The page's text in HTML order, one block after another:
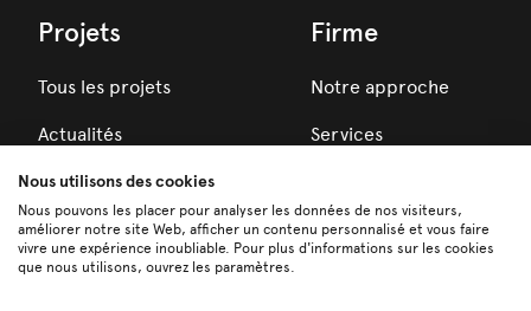
Projets
Tous les projets
Actualités
Firme
Notre approche
Services
Équipe
Carrières
Nous utilisons des cookies
Nous pouvons les placer pour analyser les données de nos visiteurs,
améliorer notre site Web, afficher un contenu personnalisé et vous faire
vivre une expérience inoubliable. Pour plus d'informations sur les cookies
que nous utilisons, ouvrez les paramètres.